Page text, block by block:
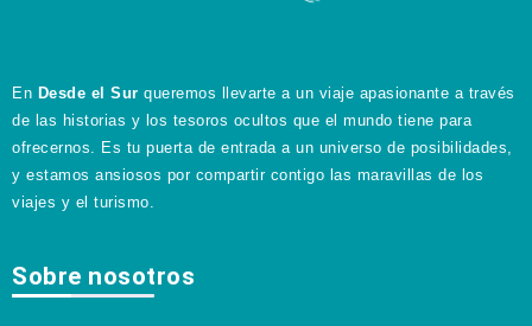
En Desde el Sur queremos llevarte a un viaje apasionante a través
de las historias y los tesoros ocultos que el mundo tiene para
ofrecernos. Es tu puerta de entrada a un universo de posibilidades,
y estamos ansiosos por compartir contigo las maravillas de los
viajes y el turismo.
Sobre nosotros